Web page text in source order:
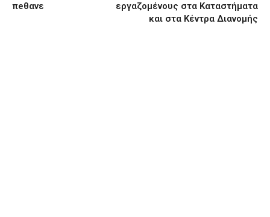
πeθανε
εργαζομένους στα Καταστήματα
και στα Κέντρα Διανομής